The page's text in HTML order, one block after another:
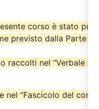
corso è stato
previsto dalla Parte IV
nel “Verbale
“Fascicolo del